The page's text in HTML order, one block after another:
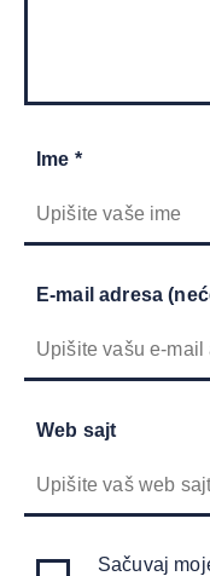
Ime *
E-mail adresa
Web sajt
Sačuvaj